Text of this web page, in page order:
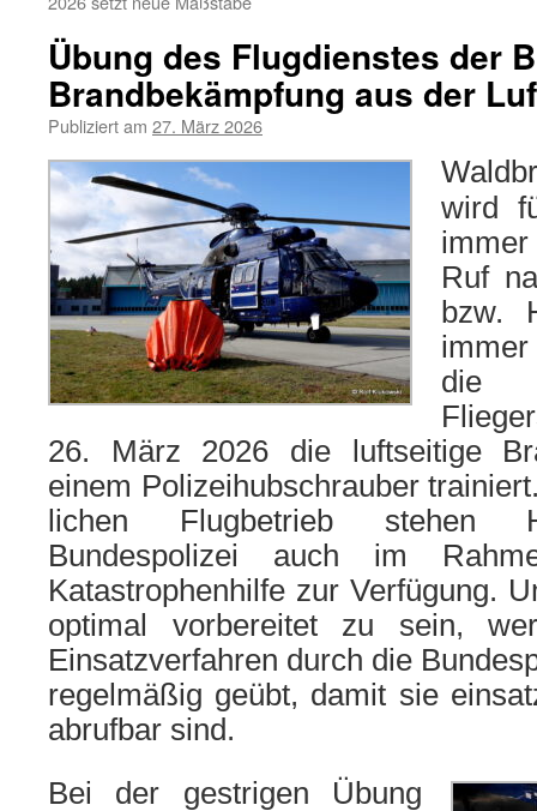
Übung des Flugdienstes der
Brandbekämpfung aus der
Publiziert am 27. März 2026
wird
Ruf
bzw.
die
26. März 2026 die luft­sei­ti­ge
einem Polizeihubschrauber
li­chen Flugbetrieb ste­hen
Bundespolizei auch im
Katastrophenhilfe zur Verfügung.
opti­mal vor­be­rei­tet zu sein,
Einsatzverfahren durch die
regel­mä­ßig geübt, damit sie
abruf­bar sind.
Bei der gest­ri­gen Übung